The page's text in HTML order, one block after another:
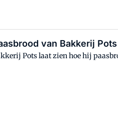
van Bakkerij Pots
Pots laat zien hoe hij